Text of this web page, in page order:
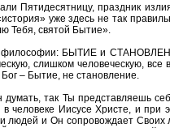
Пятидесятницу, праздник
уже здесь не так
Тебя, святой Бытие».
БЫТИЕ и
слишком человеческую,
– Бытие, не становление.
так Ты представляешь
в человеке Иисусе Христе, и
и Он сопровождает Своих